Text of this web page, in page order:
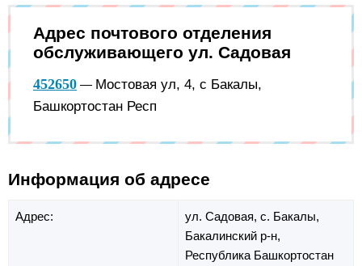
Адрес почтового отделения
обслуживающего ул. Садовая
452650 — Мостовая ул, 4, с Бакалы,
Башкортостан Респ
Информация об адресе
Адрес: ул. Садовая, с. Бакалы,
Бакалинский р-н,
Республика Башкортостан